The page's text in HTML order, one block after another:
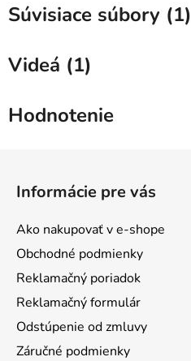
Súvisiace súbory (1)
Videá (1)
Hodnotenie
Informácie pre vás
Ako nakupovať v e-shope
Obchodné podmienky
Reklamačný poriadok
Reklamačný formulár
Odstúpenie od zmluvy
Záručné podmienky